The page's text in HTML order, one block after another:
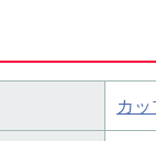
カ